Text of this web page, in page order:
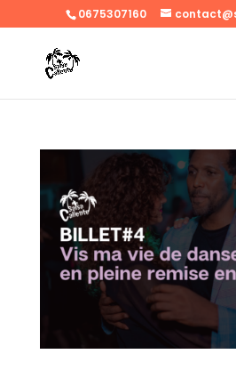
0675307160